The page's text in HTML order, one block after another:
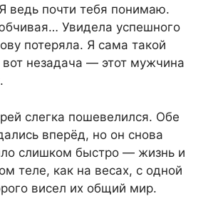
ведь почти тебя понимаю.
Увидела успешного
потеряла. Я сама такой
незадача — этот мужчина
слегка пошевелился. Обе
вперёд, но он снова
слишком быстро — жизнь и
теле, как на весах, с одной
висел их общий мир.